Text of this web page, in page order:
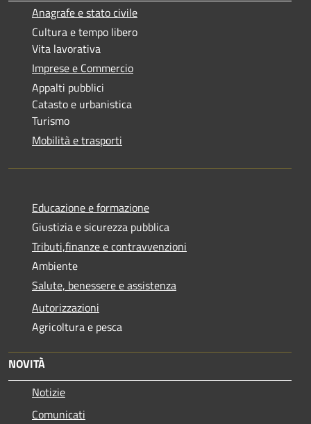
Anagrafe e stato civile
Cultura e tempo libero
Vita lavorativa
Imprese e Commercio
Appalti pubblici
Catasto e urbanistica
Turismo
Mobilità e trasporti
Educazione e formazione
Giustizia e sicurezza pubblica
Tributi,finanze e contravvenzioni
Ambiente
Salute, benessere e assistenza
Autorizzazioni
Agricoltura e pesca
NOVITÀ
Notizie
Comunicati